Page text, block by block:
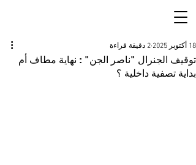
توقيف الجنرال "ناصر الجن" : نهاية مطاف أم
بداية تصفية داخلية ؟
18 أكتوبر 2025 2 دقيقة قراءة